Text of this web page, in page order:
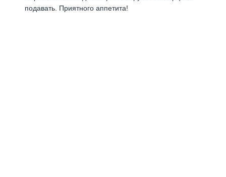
подавать. Приятного аппетита!